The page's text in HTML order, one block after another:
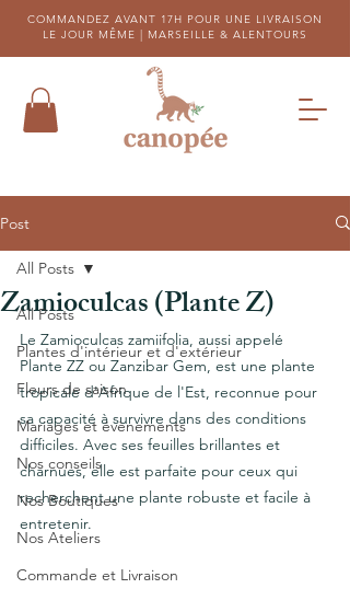
COMMANDEZ AVANT 17H POUR UNE LIVRAISON
LE JOUR MÊME | MARSEILLE & ALENTOURS
Post
All Posts
Plantes d'intérieur et d'extérieur
Fleurs de saison
Mariages et évènements
Nos conseils
Nos Boutiques
Nos Ateliers
Commande et Livraison
All Posts
Zamioculcas (Plante Z)
Le Zamioculcas zamiifolia, aussi appelé
Plante ZZ ou Zanzibar Gem, est une plante
tropicale d'Afrique de l'Est, reconnue pour
sa capacité à survivre dans des conditions
difficiles. Avec ses feuilles brillantes et
charnues, elle est parfaite pour ceux qui
recherchent une plante robuste et facile à
entretenir.